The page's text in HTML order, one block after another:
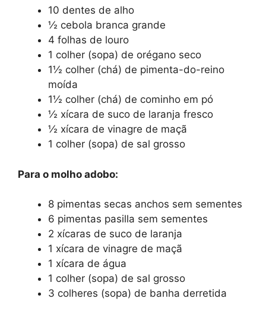
10 dentes de alho
½ cebola branca grande
4 folhas de louro
1 colher (sopa) de orégano seco
1½ colher (chá) de pimenta-do-reino
moída
1½ colher (chá) de cominho em pó
½ xícara de suco de laranja fresco
½ xícara de vinagre de maçã
1 colher (sopa) de sal grosso
Para o molho adobo:
8 pimentas secas anchos sem sementes
6 pimentas pasilla sem sementes
2 xícaras de suco de laranja
1 xícara de vinagre de maçã
1 xícara de água
1 colher (sopa) de sal grosso
3 colheres (sopa) de banha derretida